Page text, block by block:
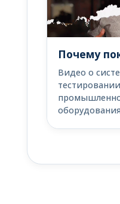
Почему
Видео о